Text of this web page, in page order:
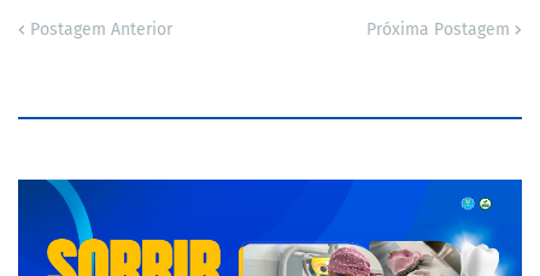
Postagem Anterior Próxima Postagem